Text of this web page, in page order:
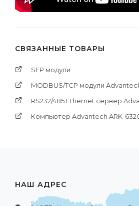
СВЯЗАННЫЕ ТОВАРЫ
SFP модули
MODBUS/TCP модули
RS232/485 Ethernet сервер
Компьютер Advantech ARK-
НАШ АДРЕС